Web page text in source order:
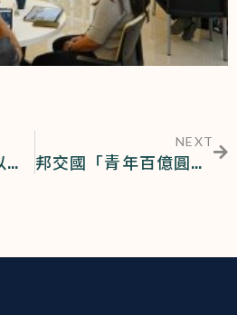
木育館正式啟用—以國產材打造南臺灣木文化新據點
NEXT
邦交國「青年百億圓夢計畫」屏科大以智慧農業跨文化交流國際